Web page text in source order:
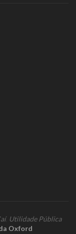
, Utilidade Pública
Oxford